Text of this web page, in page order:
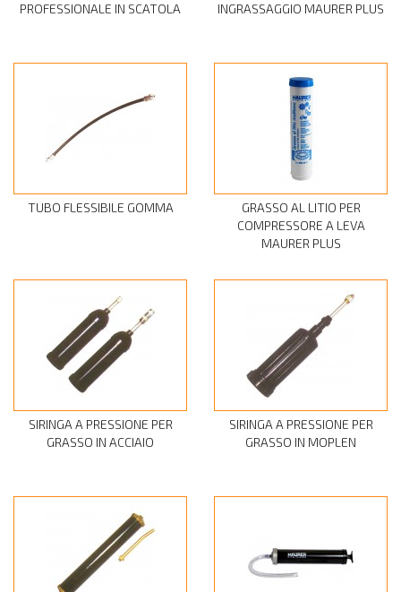
PROFESSIONALE IN SCATOLA
INGRASSAGGIO MAURER PLUS
TUBO FLESSIBILE GOMMA
GRASSO AL LITIO PER
COMPRESSORE A LEVA
MAURER PLUS
SIRINGA A PRESSIONE PER
GRASSO IN ACCIAIO
SIRINGA A PRESSIONE PER
GRASSO IN MOPLEN